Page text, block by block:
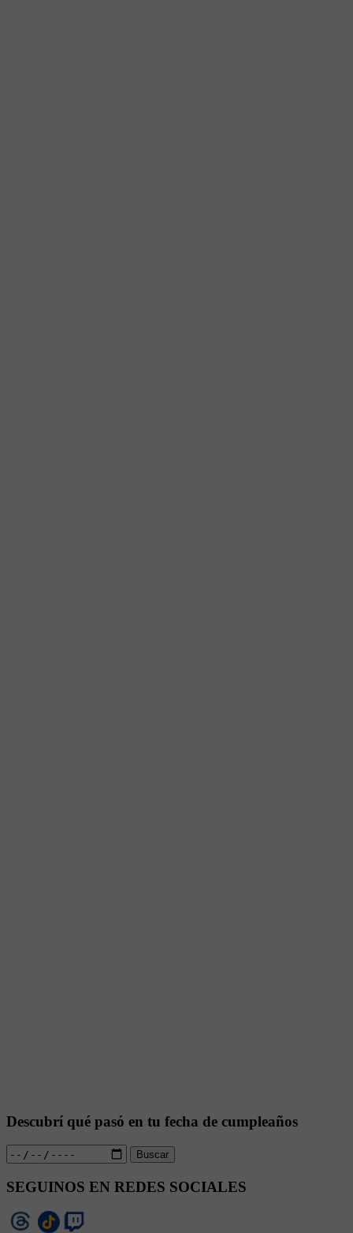
Descubrí qué pasó en tu fecha de cumpleaños
Buscar
SEGUINOS EN REDES SOCIALES